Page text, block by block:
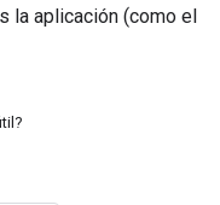
la aplicación (como el